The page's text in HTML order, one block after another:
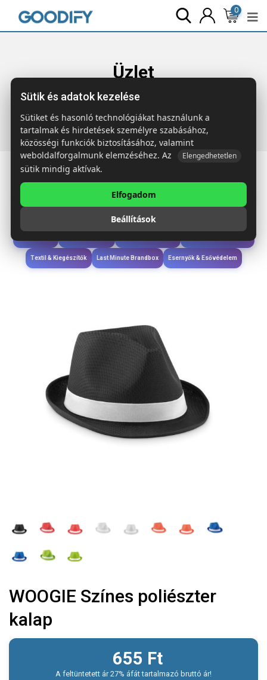
0
Üzlet
Főoldal Termékek Ruházat & Kiegészítők
Színes poliészter kalap
Étkezés & Ivás
Wellness & Ápolás
Textil & Kiegészítők Last Minute Brandbox Esernyők & Esővédelem
WOOGIE Színes poliészter
kalap
655 Ft
A feltüntetett ár 27% áfát tartalmazó bruttó ár!
Sütik és adatok kezelése
Sütiket és hasonló technológiákat használunk a
tartalmak és hirdetések személyre szabásához,
közösségi funkciók biztosításához, valamint
weboldalforgalmunk elemzéséhez. Az
Elengedhetetlen
sütik mindig aktívak.
Elfogadom
Beállítások